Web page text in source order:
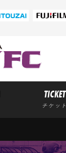
TICKET
チケット